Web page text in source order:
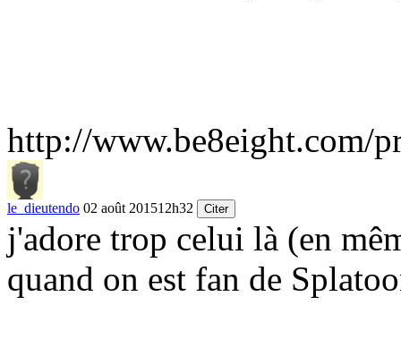
http://www.be8eight.com/
le_dieutendo 02 août 201512h32 Citer
j'adore trop celui là (en
quand on est fan de